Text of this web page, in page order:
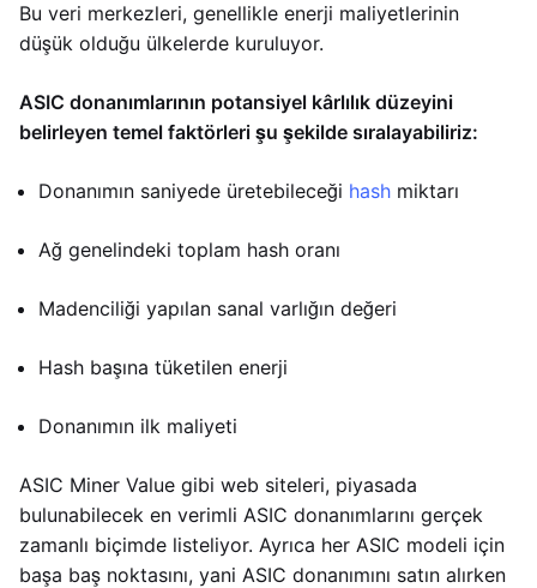
Bu veri merkezleri, genellikle enerji maliyetlerinin
düşük olduğu ülkelerde kuruluyor.
ASIC donanımlarının potansiyel kârlılık düzeyini
belirleyen temel faktörleri şu şekilde sıralayabiliriz:
Donanımın saniyede üretebileceği hash miktarı
Ağ genelindeki toplam hash oranı
Madenciliği yapılan sanal varlığın değeri
Hash başına tüketilen enerji
Donanımın ilk maliyeti
ASIC Miner Value gibi web siteleri, piyasada
bulunabilecek en verimli ASIC donanımlarını gerçek
zamanlı biçimde listeliyor. Ayrıca her ASIC modeli için
başa baş noktasını, yani ASIC donanımını satın alırken